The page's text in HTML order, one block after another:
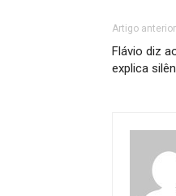
Artigo anterior
Flávio diz
explica